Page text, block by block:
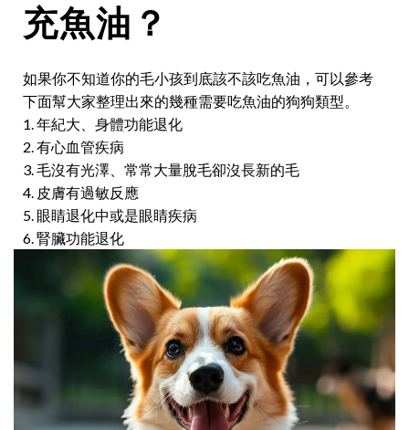
充魚油？
如果你不知道你的毛小孩到底該不該吃魚油，可以參考
下面幫大家整理出來的幾種需要吃魚油的狗狗類型。
1. 年紀大、身體功能退化
2. 有心血管疾病
3. 毛沒有光澤、常常大量脫毛卻沒長新的毛
4. 皮膚有過敏反應
5. 眼睛退化中或是眼睛疾病
6. 腎臟功能退化